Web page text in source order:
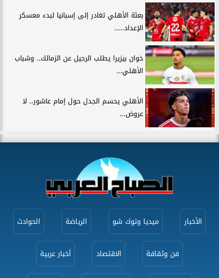
بعثة الأهلي تغادر إلى إسبانيا لبدء معسكر
الإعداد.....
خوان بيزيرا يطلب الرحيل عن الزمالك.. وشباب
الأهلي...
الأهلي يحسم الجدل حول إمام عاشور.. لا
عروض...
الأخبار ميديا وتوك شو الرياضة الحوادث
فن وثقافة الاقتصاد أخبار عربية